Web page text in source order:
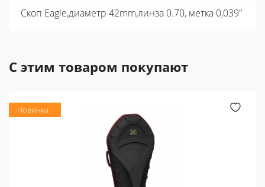
Скоп Eagle,диаметр 42mm,линза 0.70, метка 0,039"
С этим товаром покупают
Новинка